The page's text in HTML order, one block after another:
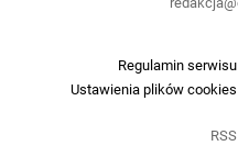
Regulamin serwisu
Ustawienia plików cookies
RSS